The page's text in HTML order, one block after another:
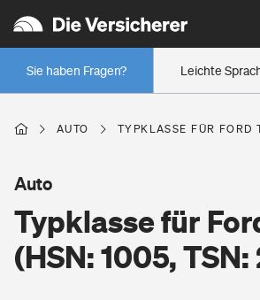
Leichte
Sie haben Fragen?
Wer versichert was: Jetzt Versicherer finden
Regionalklassen: So ist Ihre Region
Wer versichert was: Jetzt Versicherer
Berufsunfähigkeitsversicherung
Erwerbsunfähigkeitsversicherung
Wohnen
AUTO TYPKLASSE FÜR
Typklasse für
(HSN: 1005, TSN:
Auto